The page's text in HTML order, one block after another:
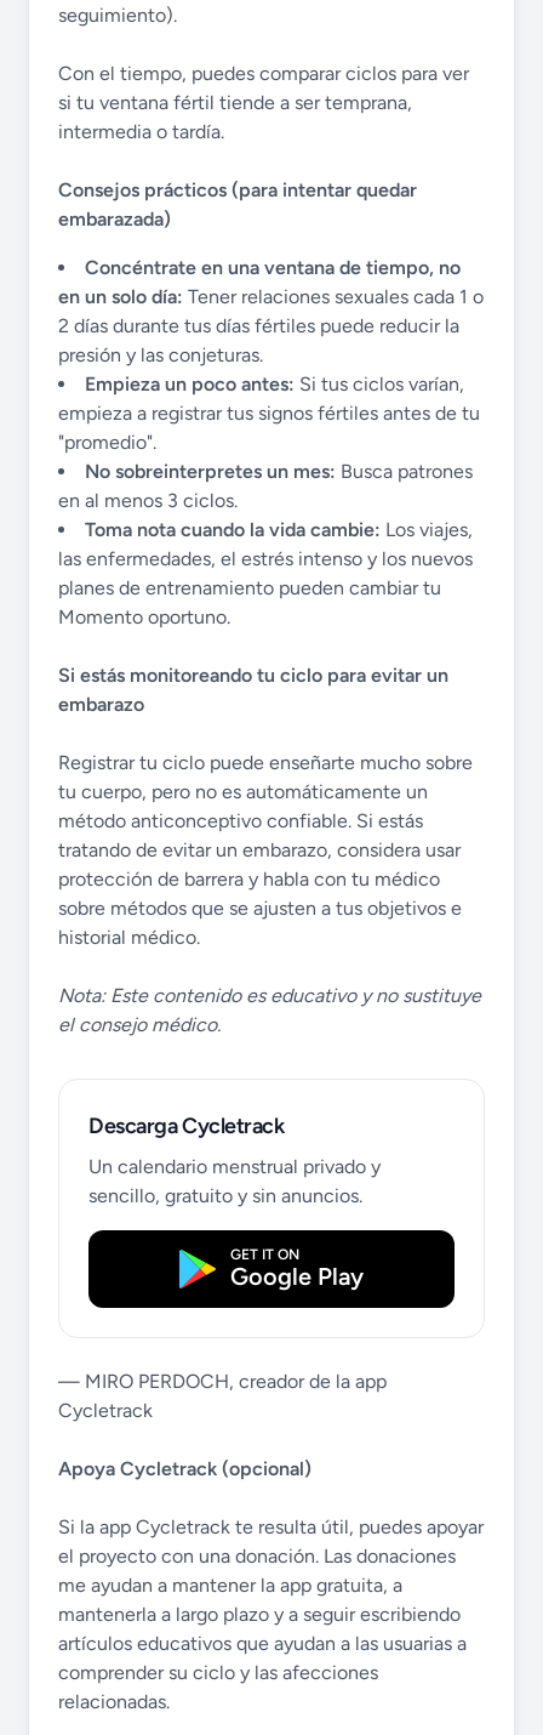
seguimiento).
Con el tiempo, puedes comparar ciclos para ver
si tu ventana fértil tiende a ser temprana,
intermedia o tardía.
Consejos prácticos (para intentar quedar
embarazada)
Concéntrate en una ventana de tiempo, no
en un solo día: Tener relaciones sexuales cada 1 o
2 días durante tus días fértiles puede reducir la
presión y las conjeturas.
Empieza un poco antes: Si tus ciclos varían,
empieza a registrar tus signos fértiles antes de tu
"promedio".
No sobreinterpretes un mes: Busca patrones
en al menos 3 ciclos.
Toma nota cuando la vida cambie: Los viajes,
las enfermedades, el estrés intenso y los nuevos
planes de entrenamiento pueden cambiar tu
Momento oportuno.
Si estás monitoreando tu ciclo para evitar un
embarazo
Registrar tu ciclo puede enseñarte mucho sobre
tu cuerpo, pero no es automáticamente un
método anticonceptivo confiable. Si estás
tratando de evitar un embarazo, considera usar
protección de barrera y habla con tu médico
sobre métodos que se ajusten a tus objetivos e
historial médico.
Nota: Este contenido es educativo y no sustituye
el consejo médico.
Descarga Cycletrack
Un calendario menstrual privado y
sencillo, gratuito y sin anuncios.
GET IT ON
Google Play
— MIRO PERDOCH, creador de la app
Cycletrack
Apoya Cycletrack (opcional)
Si la app Cycletrack te resulta útil, puedes apoyar
el proyecto con una donación. Las donaciones
me ayudan a mantener la app gratuita, a
mantenerla a largo plazo y a seguir escribiendo
artículos educativos que ayudan a las usuarias a
comprender su ciclo y las afecciones
relacionadas.